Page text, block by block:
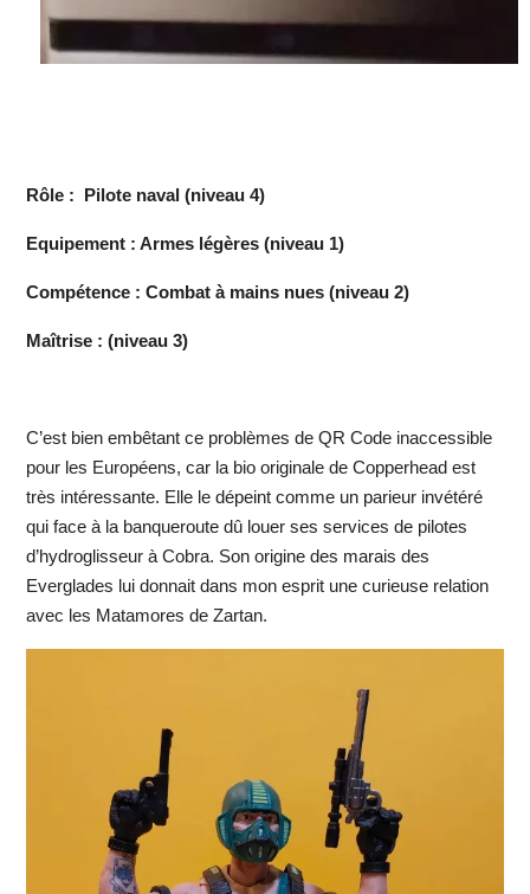
Rôle : Pilote naval (niveau 4)
Equipement : Armes légères (niveau 1)
Compétence : Combat à mains nues (niveau 2)
Maîtrise : (niveau 3)
C’est bien embêtant ce problèmes de QR Code inaccessible
pour les Européens, car la bio originale de Copperhead est
très intéressante. Elle le dépeint comme un parieur invétéré
qui face à la banqueroute dû louer ses services de pilotes
d’hydroglisseur à Cobra. Son origine des marais des
Everglades lui donnait dans mon esprit une curieuse relation
avec les Matamores de Zartan.